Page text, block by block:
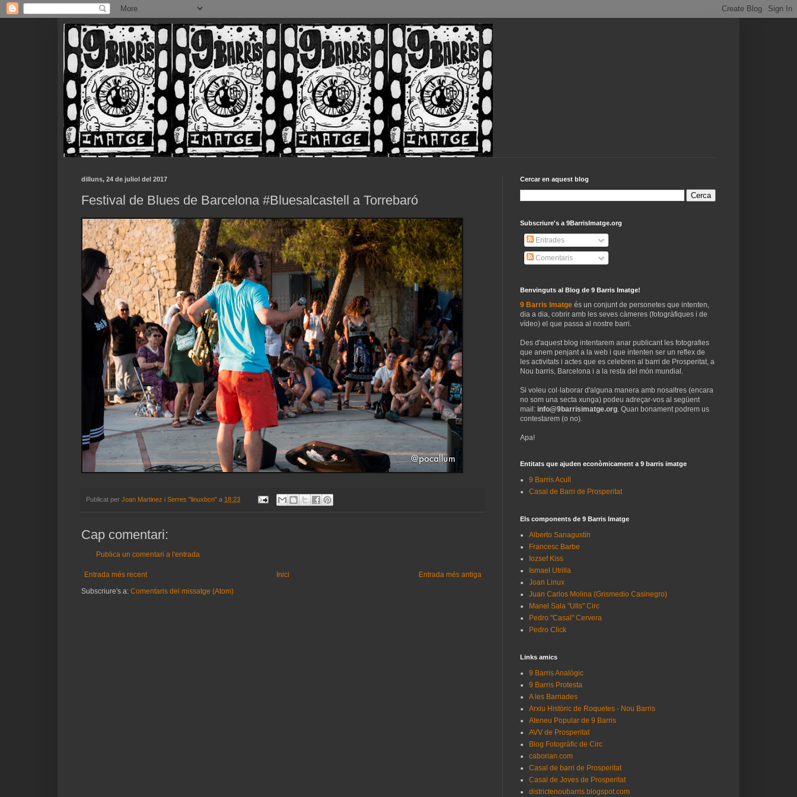
dilluns, 24 de juliol del 2017
Festival de Blues de Barcelona #Bluesalcastell a Torrebaró
Publicat per Joan Martinez i Serres "linuxbcn" a 18:23
Cap comentari:
Publica un comentari a l'entrada
Entrada més recent Entrada més antiga
Inici
Subscriure's a: Comentaris del missatge (Atom)
Cercar en aquest blog
Subscriure's a 9BarrisImatge.org
Entrades
Comentaris
Benvinguts al Blog de 9 Barris Imatge!
9 Barris Imatge és un conjunt de personetes que intenten,
dia a dia, cobrir amb les seves càmeres (fotogràfiques i de
vídeo) el que passa al nostre barri.
Des d'aquest blog intentarem anar publicant les fotografies
que anem penjant a la web i que intenten ser un reflex de
les activitats i actes que es celebren al barri de Prosperitat, a
Nou barris, Barcelona i a la resta del món mundial.
Si voleu col·laborar d'alguna manera amb nosaltres (encara
no som una secta xunga) podeu adreçar-vos al següent
mail: info@9barrisimatge.org. Quan bonament podrem us
contestarem (o no).
Apa!
Entitats que ajuden econòmicament a 9 barris imatge
9 Barris Acull
Casal de Barri de Prosperitat
Els components de 9 Barris Imatge
Alberto Sanagustín
Francesc Barbe
Iozsef Kiss
Ismael Utrilla
Joan Linux
Juan Carlos Molina (Grismedio Casinegro)
Manel Sala "Ulls" Circ
Pedro "Casal" Cervera
Pedro Click
Links amics
9 Barris Analògic
9 Barris Protesta
A les Barriades
Arxiu Històric de Roquetes - Nou Barris
Ateneu Popular de 9 Barris
AVV de Prosperitat
Blog Fotogràfic de Circ
caborian.com
Casal de barri de Prosperitat
Casal de Joves de Prosperitat
districtenoubarris.blogspot.com